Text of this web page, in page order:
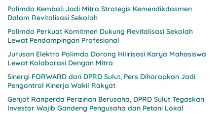
Polimdo Kembali Jadi Mitra Strategis Kemendikdasmen
Dalam Revitalisasi Sekolah
Polimdo Perkuat Komitmen Dukung Revitalisasi Sekolah
Lewat Pendampingan Profesional
Jurusan Elektro Polimdo Dorong Hilirisasi Karya Mahasiswa
Lewat Kolaborasi Dengan Mitra
Sinergi FORWARD dan DPRD Sulut, Pers Diharapkan Jadi
Pengontrol Kinerja Wakil Rakyat
Genjot Ranperda Perizinan Berusaha, DPRD Sulut Tegaskan
Investor Wajib Gandeng Pengusaha dan Petani Lokal